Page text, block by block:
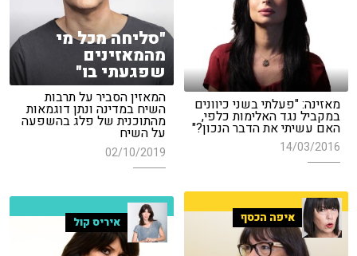
"סליחה מכל מי
מהמאזינים
שפגעתי בו"
המאזין הסביר על תרבות
השיח במדינה ונתן דוגמאות
מהתוכנית של פלג בהשפעה
על השיח
02/10/2019
מאזינה: "פעלתי בשני כיוונים
במקביל נגד האלימות כלפי,
האם עשיתי את הדבר הנכון?"
14/03/2016
איפה הכסף איריס קול